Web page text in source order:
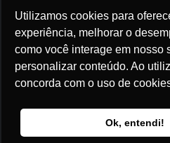
Utilizamos cookies para
experiência, melhorar o
como você interage em nosso
personalizar conteúdo. Ao
concorda com o uso de
Ok, entendi!
Mapa do site
© COPYRIGHT CLP - CNPJ:
COM O